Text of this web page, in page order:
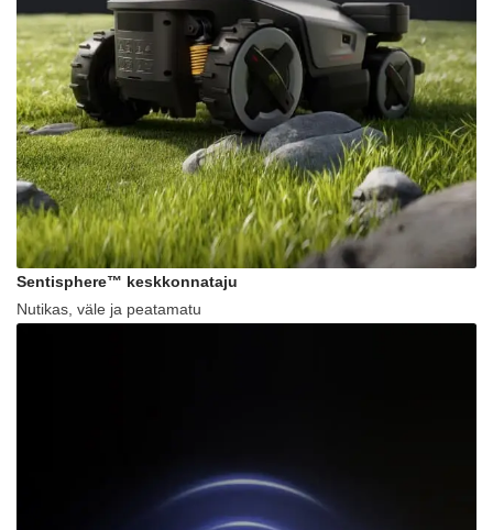
Sentisphere™ keskkonnataju
Nutikas, väle ja peatamatu